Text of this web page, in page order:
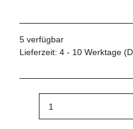
5 verfügbar
Lieferzeit: 4 - 10 Werktage